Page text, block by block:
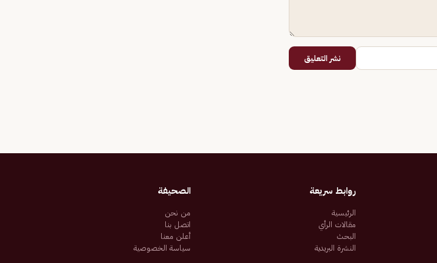
نشر التعليق
روابط سريعة
الرئيسية
مقالات الرأي
البحث
النشرة البريدية
الصحيفة
من نحن
اتصل بنا
أعلن معنا
سياسة الخصوصية